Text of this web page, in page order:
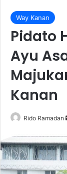
Way Kanan
Pidato
Ayu
Kanan
Rido Ramadan